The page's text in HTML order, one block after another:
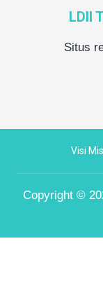
LDII
Situs
Visi
Copyright ©